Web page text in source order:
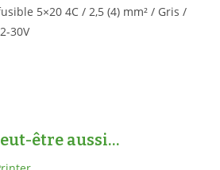
5×20 4C / 2,5 (4) mm² / Gris /
30V
être aussi…